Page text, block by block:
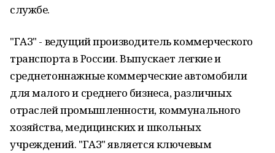
службе.
"ГАЗ" - ведущий производитель коммерческого
транспорта в России. Выпускает легкие и
среднетоннажные коммерческие автомобили
для малого и среднего бизнеса, различных
отраслей промышленности, коммунального
хозяйства, медицинских и школьных
учреждений. "ГАЗ" является ключевым